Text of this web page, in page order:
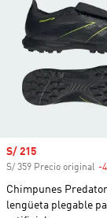
Precio de venta
S/ 215
S/ 359 Precio original -
Chimpunes
lengüeta plegable